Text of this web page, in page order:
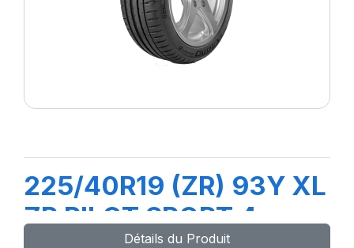
225/40R19 (ZR) 93Y XL
ZP PILOT SPORT 4
Détails du Produit